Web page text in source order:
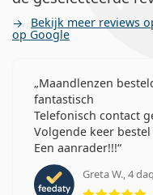
Bekijk meer reviews
op Google
Maandlenzen
fantastisch
Telefonisch contact
Volgende keer
Een aanrader!!!
Greta W., 4